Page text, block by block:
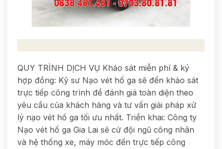
QUY TRÌNH DỊCH VỤ Khảo sát miễn phí & ký
hợp đồng: Kỹ sư Nạo vét hố ga sẽ đến khảo sát
trực tiếp công trình để đánh giá toàn diện theo
yêu cầu của khách hàng và tư vấn giải pháp xử
lý nạo vét hố ga tối ưu nhất. Triển khai: Công ty
Nạo vét hố ga Gia Lai sẽ cử đội ngũ công nhân
và hệ thống xe, máy móc đến trực tiếp công